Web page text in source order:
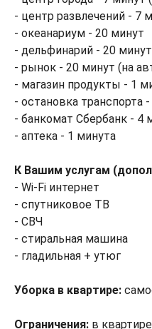
- центр развлечений - 7
- океанариум - 20 минут
- дельфинарий - 20
- рынок - 20 минут (на
- магазин продукты - 1
- остановка транспорта
- банкомат Сбербанк - 4
- аптека - 1 минута
К Вашим услугам
- Wi-Fi интернет
- спутниковое ТВ
- СВЧ
- стиральная машина
- гладильная + утюг
Уборка в квартире:
Ограничения: в